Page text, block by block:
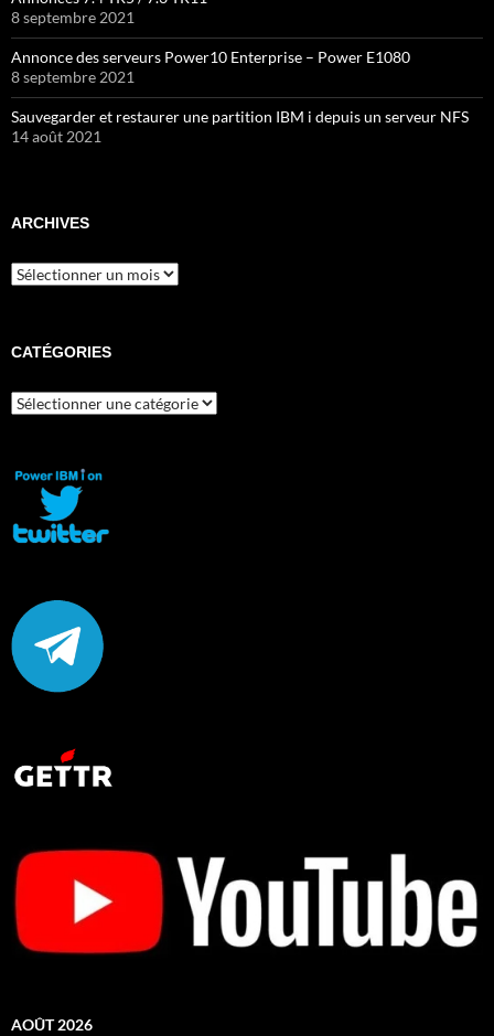
8 septembre 2021
Annonce des serveurs Power10 Enterprise – Power E1080
8 septembre 2021
Sauvegarder et restaurer une partition IBM i depuis un serveur NFS
14 août 2021
ARCHIVES
Archives
CATÉGORIES
Catégories
AOÛT 2026